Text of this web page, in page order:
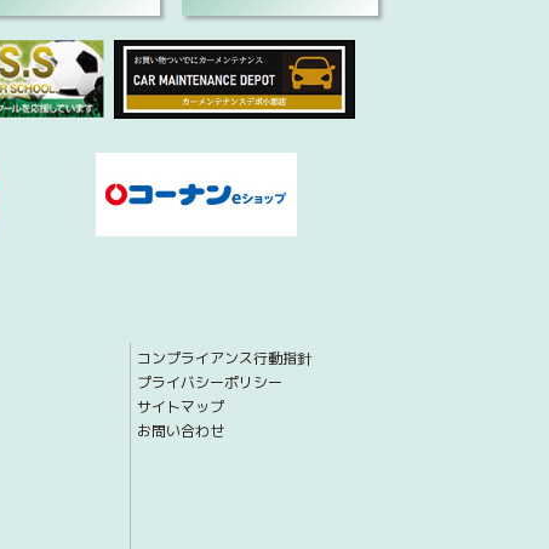
コンプライアンス行動指針
プライバシーポリシー
サイトマップ
お問い合わせ